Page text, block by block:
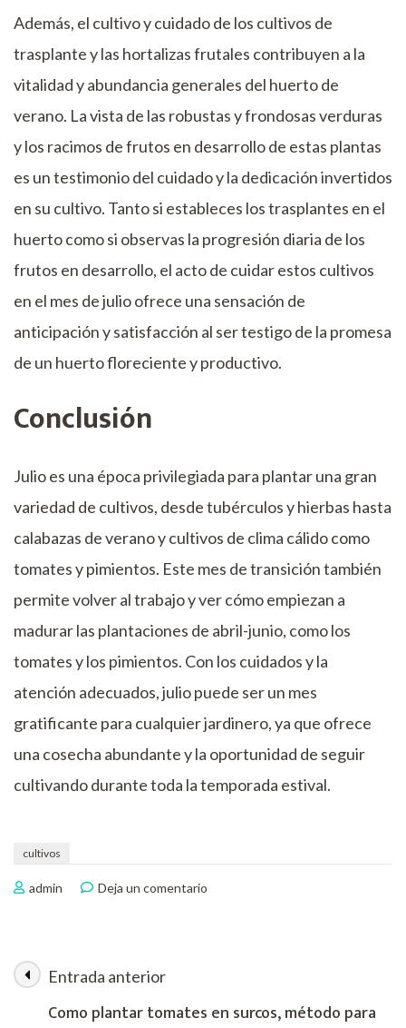
Además, el cultivo y cuidado de los cultivos de
trasplante y las hortalizas frutales contribuyen a la
vitalidad y abundancia generales del huerto de
verano. La vista de las robustas y frondosas verduras
y los racimos de frutos en desarrollo de estas plantas
es un testimonio del cuidado y la dedicación invertidos
en su cultivo. Tanto si estableces los trasplantes en el
huerto como si observas la progresión diaria de los
frutos en desarrollo, el acto de cuidar estos cultivos
en el mes de julio ofrece una sensación de
anticipación y satisfacción al ser testigo de la promesa
de un huerto floreciente y productivo.
Conclusión
Julio es una época privilegiada para plantar una gran
variedad de cultivos, desde tubérculos y hierbas hasta
calabazas de verano y cultivos de clima cálido como
tomates y pimientos. Este mes de transición también
permite volver al trabajo y ver cómo empiezan a
madurar las plantaciones de abril-junio, como los
tomates y los pimientos. Con los cuidados y la
atención adecuados, julio puede ser un mes
gratificante para cualquier jardinero, ya que ofrece
una cosecha abundante y la oportunidad de seguir
cultivando durante toda la temporada estival.
cultivos
admin Deja un comentario
Navegación
Entrada anterior
Como plantar tomates en surcos, método para